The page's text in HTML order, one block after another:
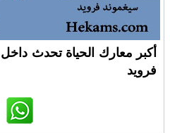
أكبر معارك الحياة تحدث
فرويد